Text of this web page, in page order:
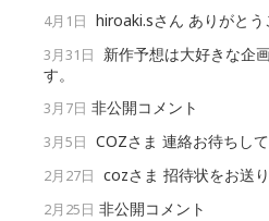
4月1日 hiroaki.sさん ありがとう
3月31日
新作予想は大好きな企
す。
3月7日 非公開コメント
3月5日 COZさま 連絡お待ちし
2月27日 cozさま 招待状をお送
2月25日 非公開コメント